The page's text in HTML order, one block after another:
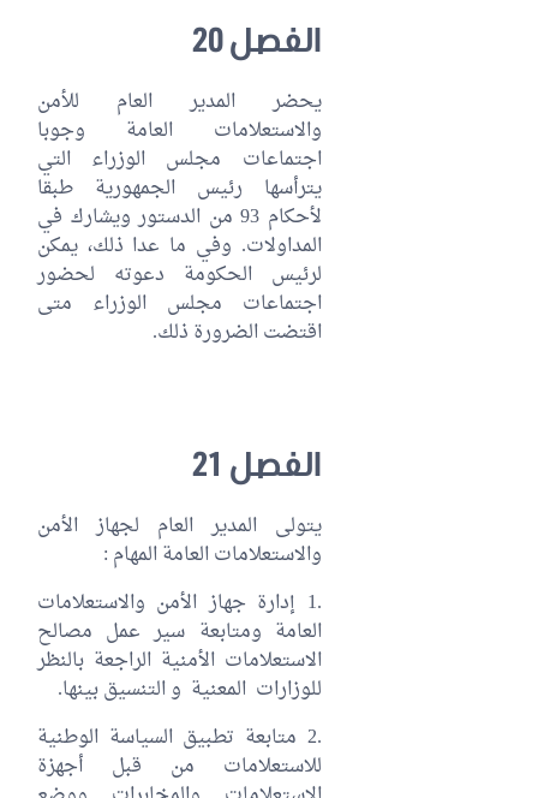
الفصل 20
يحضر المدير العام للأمن
والاستعلامات العامة وجوبا
اجتماعات مجلس الوزراء التي
يترأسها رئيس الجمهورية طبقا
لأحكام 93 من الدستور ويشارك في
المداولات. وفي ما عدا ذلك، يمكن
لرئيس الحكومة دعوته لحضور
اجتماعات مجلس الوزراء متى
اقتضت الضرورة ذلك.
الفصل 21
يتولى المدير العام لجهاز الأمن
والاستعلامات العامة المهام :
.1 إدارة جهاز الأمن والاستعلامات
العامة ومتابعة سير عمل مصالح
الاستعلامات الأمنية الراجعة بالنظر
للوزارات المعنية و التنسيق بينها.
.2 متابعة تطبيق السياسة الوطنية
للاستعلامات من قبل أجهزة